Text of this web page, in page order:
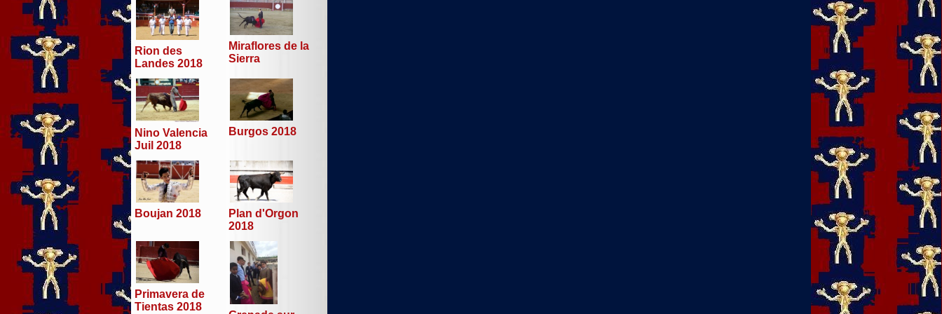
Rion des
Landes 2018
Miraflores de la
Sierra
Nino Valencia
Juil 2018
Burgos 2018
Boujan 2018
Plan d'Orgon
2018
Primavera de
Tientas 2018